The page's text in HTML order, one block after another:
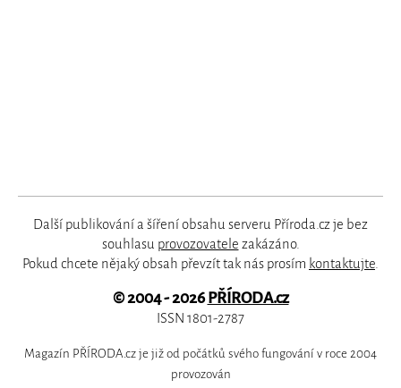
Další publikování a šíření obsahu serveru Příroda.cz je bez
souhlasu provozovatele zakázáno.
Pokud chcete nějaký obsah převzít tak nás prosím kontaktujte.
© 2004 - 2026PŘÍRODA.cz
ISSN 1801-2787
Magazín PŘÍRODA.cz je již od počátků svého fungování v roce 2004
provozován